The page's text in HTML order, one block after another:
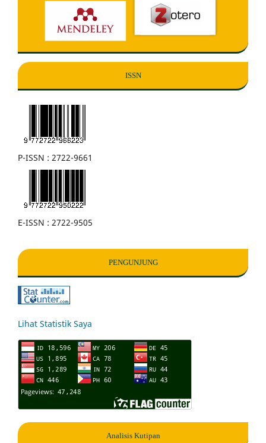
ISSN
P-ISSN : 2722-9661
E-ISSN : 2722-9505
PENGUNJUNG
Lihat Statistik Saya
Analisis Kutipan